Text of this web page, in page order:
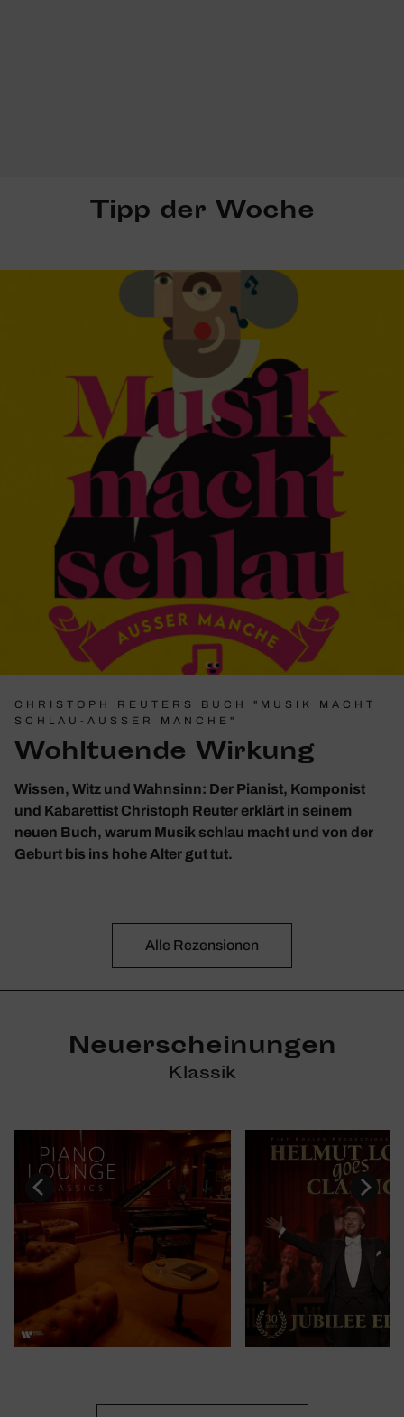
Tipp der Woche
CHRISTOPH REUTERS BUCH "MUSIK MACHT
SCHLAU-AUSSER MANCHE"
Wohl­tu­ende Wirkung
Wissen, Witz und Wahnsinn: Der Pianist, Komponist
und Kabarettist Christoph Reuter erklärt in seinem
neuen Buch, warum Musik schlau macht und von der
Geburt bis ins hohe Alter gut tut.
Alle Rezen­sionen
Neuerscheinungen
Klassik